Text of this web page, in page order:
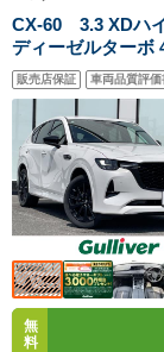
CX-60 3.3 XDハ
ディーゼルター
ラレコ/ETC/純正
ト/BSM/MI-
電動格納ミラー/
販売店保証 車両品質評価
無
料